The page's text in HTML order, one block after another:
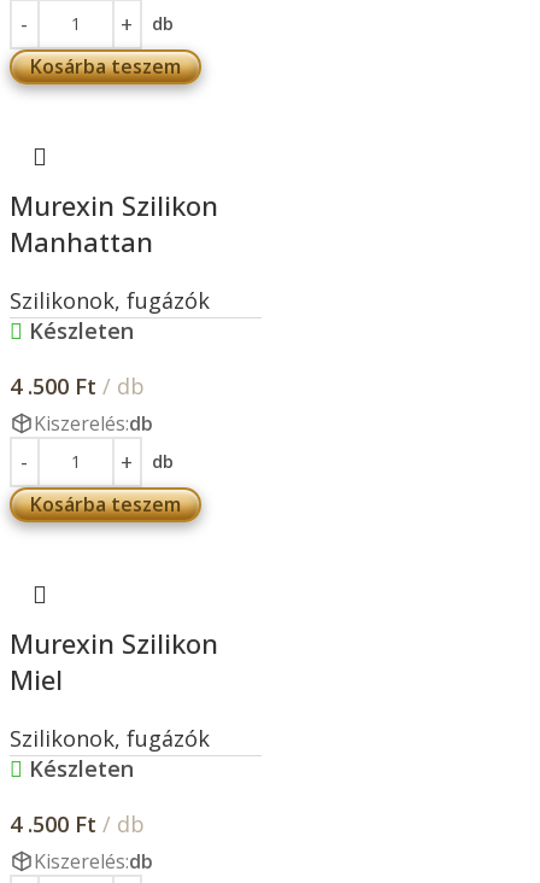
db
Kosárba teszem
Murexin Szilikon
Manhattan
Szilikonok, fugázók
Készleten
4 .500 Ft / db
Kiszerelés:db
db
Kosárba teszem
Murexin Szilikon
Miel
Szilikonok, fugázók
Készleten
4 .500 Ft / db
Kiszerelés:db